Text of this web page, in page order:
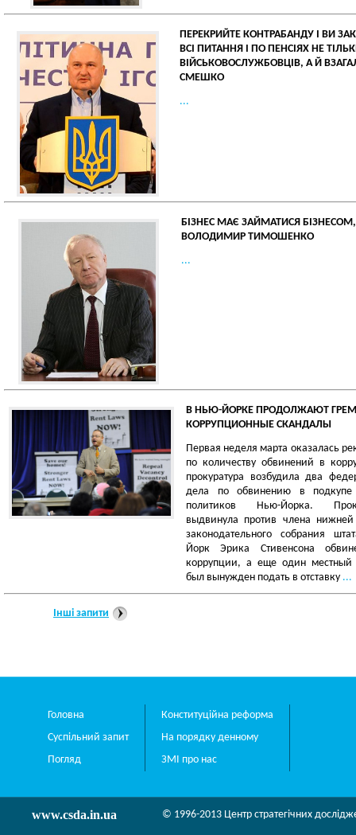
ПЕРЕКРИЙТЕ КОНТРАБАНДУ І ВИ
ВСІ ПИТАННЯ І ПО ПЕНСІЯХ НЕ
ВІЙСЬКОВОСЛУЖБОВЦІВ, А Й
СМЕШКО
...
БІЗНЕС МАЄ ЗАЙМАТИСЯ
ВОЛОДИМИР ТИМОШЕНКО
...
В НЬЮ-ЙОРКЕ ПРОДОЛЖАЮТ
КОРРУПЦИОННЫЕ СКАНДАЛЫ
Первая неделя марта оказалась
по количеству обвинений в
прокуратура возбудила два
дела по обвинению в подкупе
политиков Нью-Йорка.
выдвинула против члена
законодательного собрания
Йорк Эрика Стивенсона
коррупции, а еще один местный
был вынужден подать в отставку ...
Інші запити
Головна
Конституційна реформа
Суспільний запит
На порядку денному
Погляд
ЗМІ про нас
www.csda.in.ua © 1996-2013 Центр стратегічних